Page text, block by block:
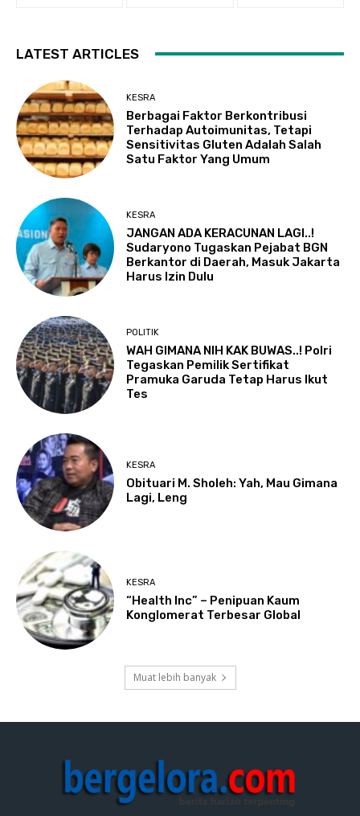
LATEST ARTICLES
KESRA
Berbagai Faktor Berkontribusi
Terhadap Autoimunitas, Tetapi
Sensitivitas Gluten Adalah Salah
Satu Faktor Yang Umum
KESRA
JANGAN ADA KERACUNAN LAGI..!
Sudaryono Tugaskan Pejabat BGN
Berkantor di Daerah, Masuk Jakarta
Harus Izin Dulu
POLITIK
WAH GIMANA NIH KAK BUWAS..! Polri
Tegaskan Pemilik Sertifikat
Pramuka Garuda Tetap Harus Ikut
Tes
KESRA
Obituari M. Sholeh: Yah, Mau Gimana
Lagi, Leng
KESRA
“Health Inc” – Penipuan Kaum
Konglomerat Terbesar Global
Muat lebih banyak